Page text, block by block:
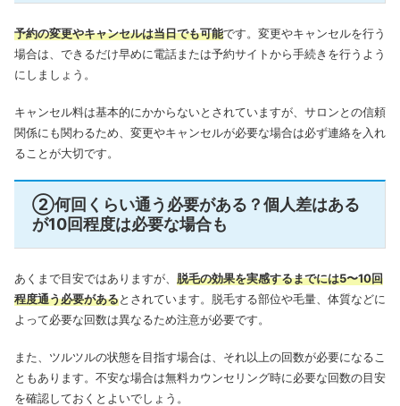
予約の変更やキャンセルは当日でも可能です。変更やキャンセルを行う
場合は、できるだけ早めに電話または予約サイトから手続きを行うよう
にしましょう。
キャンセル料は基本的にかからないとされていますが、サロンとの信頼
関係にも関わるため、変更やキャンセルが必要な場合は必ず連絡を入れ
ることが大切です。
②何回くらい通う必要がある？個人差はある
が10回程度は必要な場合も
あくまで目安ではありますが、 脱毛の効果を実感するまでには5〜10回
程度通う必要があるとされています。脱毛する部位や毛量、体質などに
よって必要な回数は異なるため注意が必要です。
また、ツルツルの状態を目指す場合は、それ以上の回数が必要になるこ
ともあります。不安な場合は無料カウンセリング時に必要な回数の目安
を確認しておくとよいでしょう。